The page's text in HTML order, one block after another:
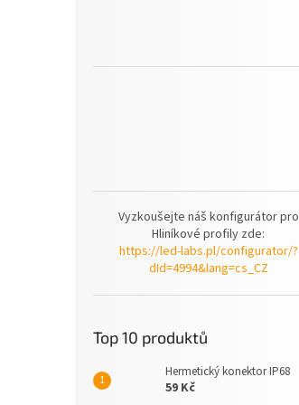
Vyzkoušejte náš konfigurátor pro
Hliníkové profily zde:
https://led-labs.pl/configurator/?
dId=4994&lang=cs_CZ
Top 10 produktů
Hermetický konektor IP68
59 Kč